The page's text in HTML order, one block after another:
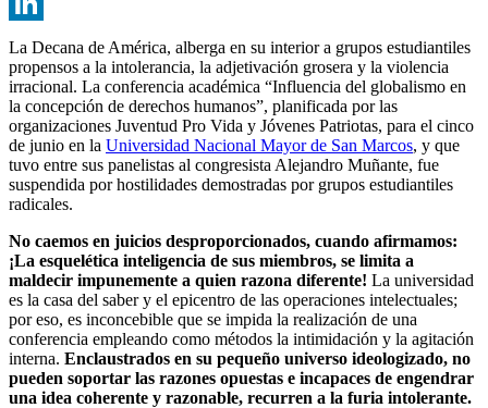
LinkedIn
La Decana de América, alberga en su interior a grupos estudiantiles
propensos a la intolerancia, la adjetivación grosera y la violencia
irracional. La conferencia académica “Influencia del globalismo en
la concepción de derechos humanos”, planificada por las
organizaciones Juventud Pro Vida y Jóvenes Patriotas, para el cinco
de junio en la Universidad Nacional Mayor de San Marcos, y que
tuvo entre sus panelistas al congresista Alejandro Muñante, fue
suspendida por hostilidades demostradas por grupos estudiantiles
radicales.
No caemos en juicios desproporcionados, cuando afirmamos:
¡La esquelética inteligencia de sus miembros, se limita a
maldecir impunemente a quien razona diferente! La universidad
es la casa del saber y el epicentro de las operaciones intelectuales;
por eso, es inconcebible que se impida la realización de una
conferencia empleando como métodos la intimidación y la agitación
interna. Enclaustrados en su pequeño universo ideologizado, no
pueden soportar las razones opuestas e incapaces de engendrar
una idea coherente y razonable, recurren a la furia intolerante.